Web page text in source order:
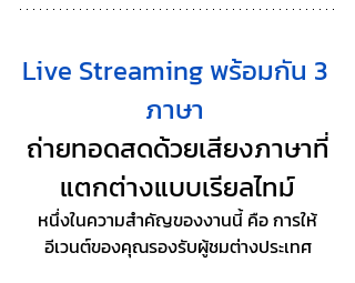
Live Streaming พร้อมกัน 3
ภาษา
ถ่ายทอดสดด้วยเสียงภาษาที่
แตกต่างแบบเรียลไทม์
หนึ่งในความสำคัญของงานนี้ คือ การให้
อีเวนต์ของคุณรองรับผู้ชมต่างประเทศ